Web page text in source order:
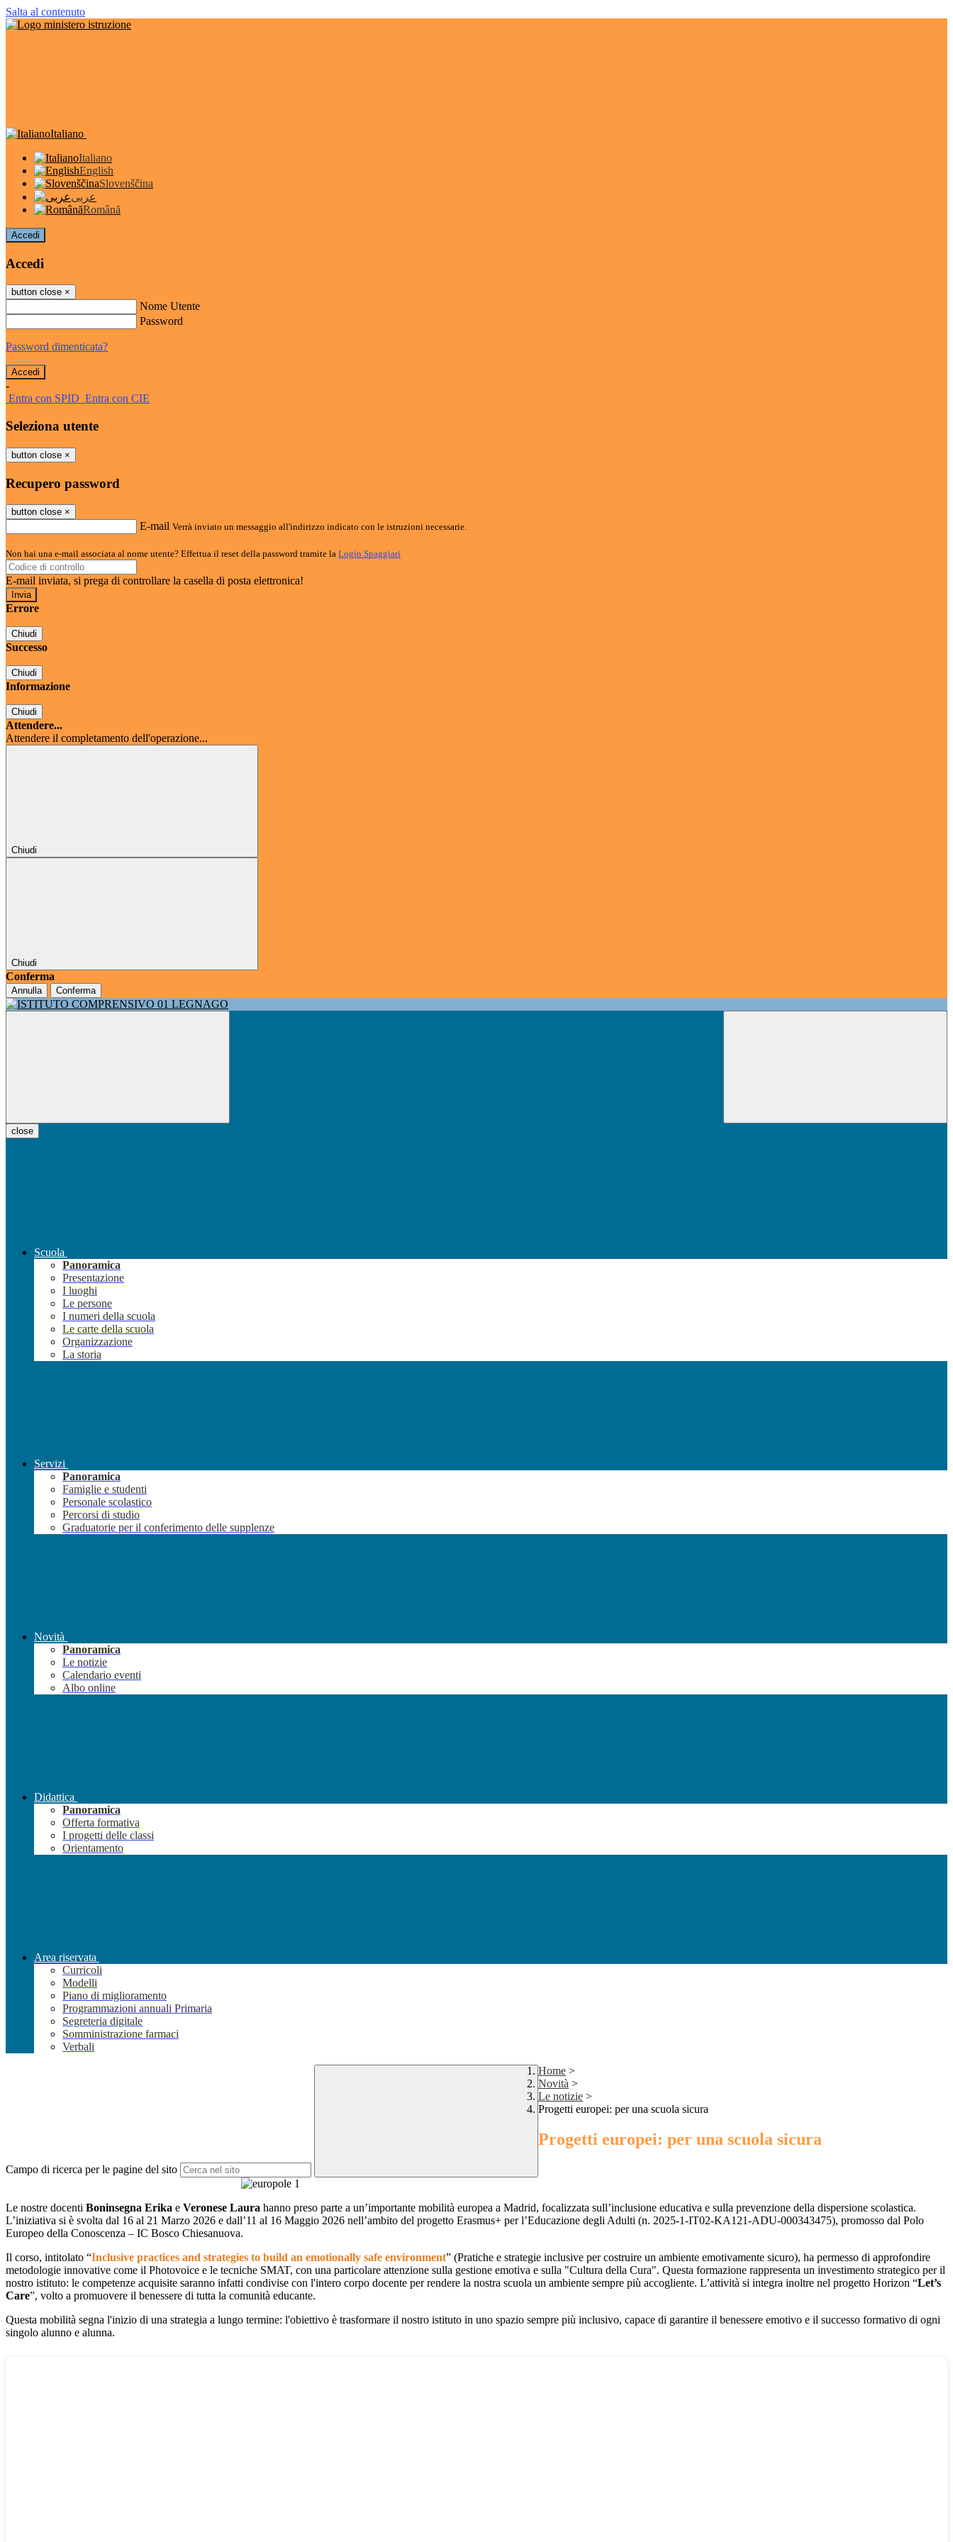
Salta al contenuto
Italiano
Italiano
English
Slovenščina
عربى
Română
Accedi
Accedi
button close ×
Nome Utente
Password
Password dimenticata?
-
Entra con SPID Entra con CIE
Seleziona utente
button close ×
Recupero password
button close ×
E-mail Verrà inviato un messaggio all'indirizzo indicato con le istruzioni necessarie.
Non hai una e-mail associata al nome utente? Effettua il reset della password tramite la Login Spaggiari
E-mail inviata, si prega di controllare la casella di posta elettronica!
Errore
Chiudi
Successo
Chiudi
Informazione
Chiudi
Attendere...
Attendere il completamento dell'operazione...
Chiudi
Chiudi
Conferma
Annulla Conferma
close
Scuola
Panoramica
Presentazione
I luoghi
Le persone
I numeri della scuola
Le carte della scuola
Organizzazione
La storia
Servizi
Panoramica
Famiglie e studenti
Personale scolastico
Percorsi di studio
Graduatorie per il conferimento delle supplenze
Novità
Panoramica
Le notizie
Calendario eventi
Albo online
Didattica
Panoramica
Offerta formativa
I progetti delle classi
Orientamento
Area riservata
Curricoli
Modelli
Piano di miglioramento
Programmazioni annuali Primaria
Segreteria digitale
Somministrazione farmaci
Verbali
Campo di ricerca per le pagine del sito
Home >
Novità >
Le notizie >
Progetti europei: per una scuola sicura
Progetti europei: per una scuola sicura
Le nostre docenti Boninsegna Erika e Veronese Laura hanno preso parte a un’importante mobilità europea a Madrid, focalizzata sull’inclusione educativa e sulla prevenzione della dispersione scolastica.
L’iniziativa si è svolta dal 16 al 21 Marzo 2026 e dall’11 al 16 Maggio 2026 nell’ambito del progetto Erasmus+ per l’Educazione degli Adulti (n. 2025-1-IT02-KA121-ADU-000343475), promosso dal Polo
Europeo della Conoscenza – IC Bosco Chiesanuova.
Il corso, intitolato “Inclusive practices and strategies to build an emotionally safe environment” (Pratiche e strategie inclusive per costruire un ambiente emotivamente sicuro), ha permesso di approfondire
metodologie innovative come il Photovoice e le tecniche SMAT, con una particolare attenzione sulla gestione emotiva e sulla "Cultura della Cura". Questa formazione rappresenta un investimento strategico per il
nostro istituto: le competenze acquisite saranno infatti condivise con l'intero corpo docente per rendere la nostra scuola un ambiente sempre più accogliente. L’attività si integra inoltre nel progetto Horizon “Let’s
Care”, volto a promuovere il benessere di tutta la comunità educante.
Questa mobilità segna l'inizio di una strategia a lungo termine: l'obiettivo è trasformare il nostro istituto in uno spazio sempre più inclusivo, capace di garantire il benessere emotivo e il successo formativo di ogni
singolo alunno e alunna.